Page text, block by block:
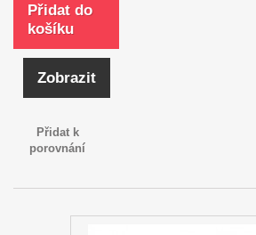
Přidat do
košíku
Zobrazit
Přidat k
porovnání